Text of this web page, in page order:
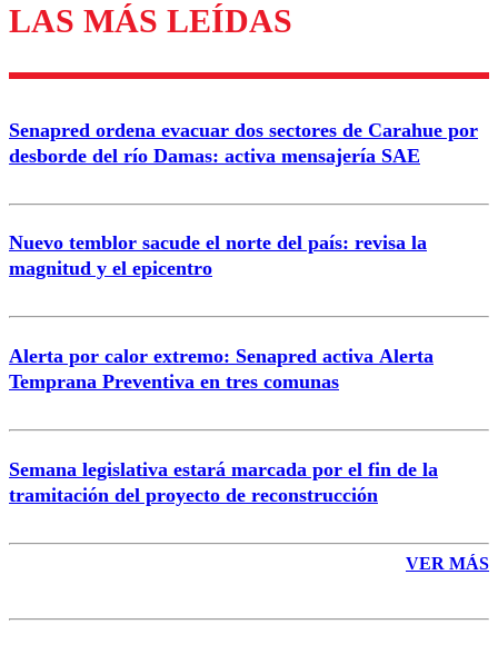
Los comentarios son moderados para garantizar un
diálogo respetuoso.
Correo
LAS MÁS LEÍDAS
Senapred ordena evacuar dos sectores de Carahue por
desborde del río Damas: activa mensajería SAE
Nuevo temblor sacude el norte del país: revisa la
magnitud y el epicentro
Alerta por calor extremo: Senapred activa Alerta
Temprana Preventiva en tres comunas
Semana legislativa estará marcada por el fin de la
tramitación del proyecto de reconstrucción
VER MÁS